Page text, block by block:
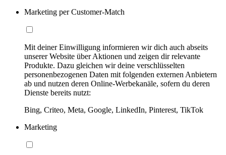
Marketing per Customer-Match
Mit deiner Einwilligung informieren wir dich auch abseits
unserer Website über Aktionen und zeigen dir relevante
Produkte. Dazu gleichen wir deine verschlüsselten
personenbezogenen Daten mit folgenden externen Anbietern
ab und nutzen deren Online-Werbekanäle, sofern du deren
Dienste bereits nutzt:
Bing, Criteo, Meta, Google, LinkedIn, Pinterest, TikTok
Marketing